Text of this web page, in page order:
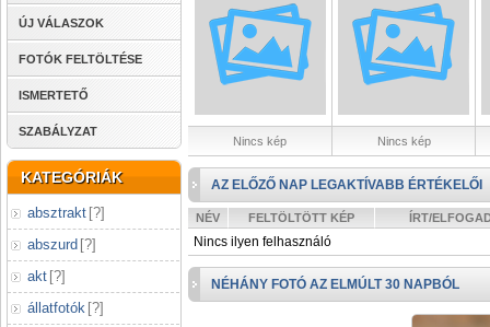
ÚJ VÁLASZOK
FOTÓK FELTÖLTÉSE
ISMERTETŐ
SZABÁLYZAT
KATEGÓRIÁK
absztrakt [?]
abszurd [?]
akt [?]
állatfotók [?]
Nincs kép Nincs kép
AZ ELŐZŐ NAP LEGAKTÍVABB ÉRTÉKELŐI
NÉV FELTÖLTÖTT KÉP ÍRT/
Nincs ilyen felhasználó
NÉHÁNY FOTÓ AZ ELMÚLT 30 NAPBÓL